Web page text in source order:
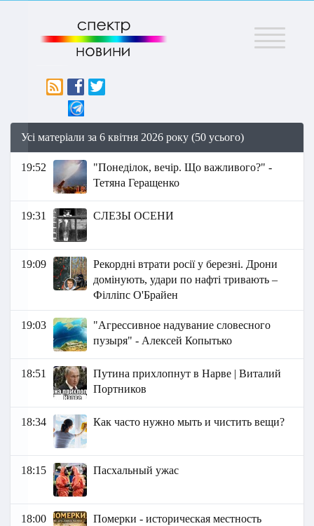
Меню
Усі матеріали за 6 квітня 2026 року (50 усього)
19:52
"Понеділок, вечір. Що важливого?" -
Тетяна Геращенко
19:31 СЛЕЗЫ ОСЕНИ
19:09
Рекордні втрати росії у березні. Дрони
домінують, удари по нафті тривають –
Філліпс О'Брайен
19:03
"Агрессивное надувание словесного
пузыря" - Алексей Копытько
18:51
Путина прихлопнут в Нарве | Виталий
Портников
18:34 Как часто нужно мыть и чистить вещи?
18:15 Пасхальный ужас
18:00
Померки - историческая местность